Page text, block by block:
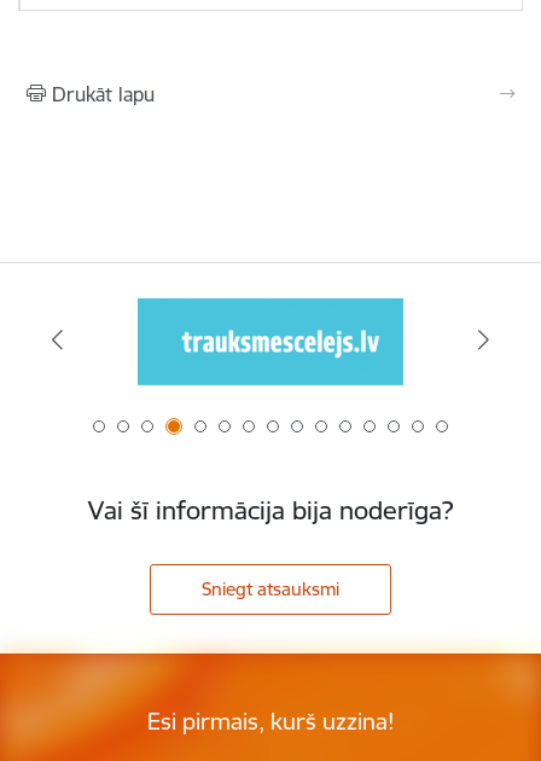
Drukāt lapu
Vai šī informācija bija noderīga?
Sniegt atsauksmi
Esi pirmais, kurš uzzina!